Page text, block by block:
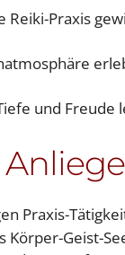
Praxis
und Freude
Praxis-
Geist-